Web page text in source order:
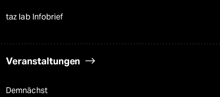
taz lab Infobrief
Veranstaltungen
Demnächst